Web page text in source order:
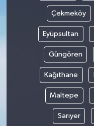
Çekmeköy
Eyüpsultan
Güngören
Kağıthane
Maltepe
Sarıyer